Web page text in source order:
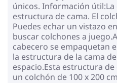
únicos. Información
estructura de cama. El
Puedes echar un vistazo
buscar colchones a
cabecero se empaquetan
la estructura de la cama
espacio.Esta estructura
un colchón de 100 x 200